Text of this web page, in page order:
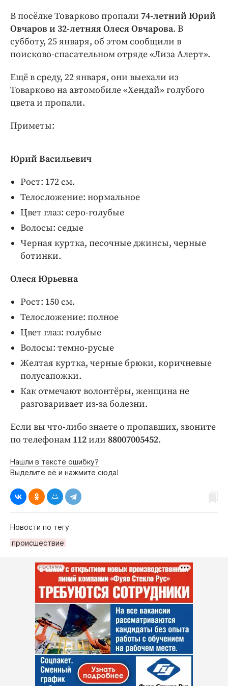
Интересное чтиво
Клиника года
Бренд года
Работодатель года
В посёлке Товарково пропали 74-летний Юрий
Овчаров и 32-летняя Олеся Овчарова. В
субботу, 25 января, об этом сообщили в
поисково-спасательном отряде «Лиза Алерт».
Ещё в среду, 22 января, они выехали из
Товарково на автомобиле «Хендай» голубого
цвета и пропали.
Приметы:
Юрий Васильевич
Рост: 172 см.
Телосложение: нормальное
Цвет глаз: серо-голубые
Волосы: седые
Черная куртка, песочные джинсы, черные
ботинки.
Олеся Юрьевна
Рост: 150 см.
Телосложение: полное
Цвет глаз: голубые
Волосы: темно-русые
Желтая куртка, черные брюки, коричневые
полусапожки.
Как отмечают волонтёры, женщина не
разговаривает из-за болезни.
Если вы что-либо знаете о пропавших, звоните
по телефонам 112или 88007005452.
Нашли в тексте ошибку?
Выделите её и нажмите сюда!
Новости по тегу
происшествие
РЕКЛАМА